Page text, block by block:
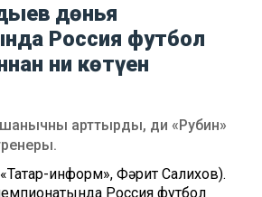
дөнья
Россия футбол
ни көтүен
арттырды, ди «Рубин»
информ», Фәрит Салихов).
Россия футбол